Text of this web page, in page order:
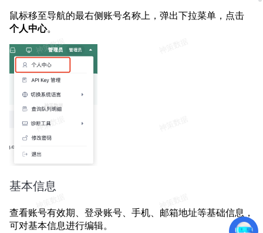
鼠标移至导航的最右侧账号名称上，弹出下拉菜单，点击
个人中心。
基本信息
查看账号有效期、登录账号、手机、邮箱地址等基础信息，
可对基本信息进行编辑。